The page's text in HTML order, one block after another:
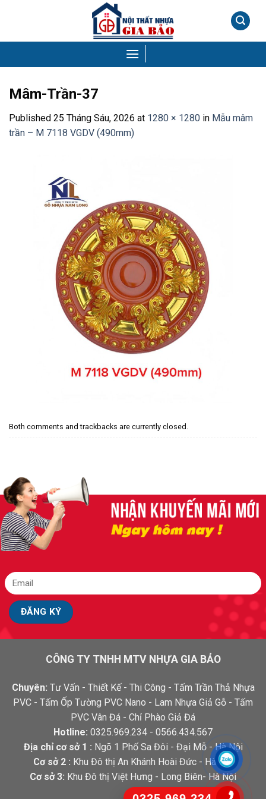
Mâm-Trần-37
Published 25 Tháng Sáu, 2026 at 1280 × 1280 in Mẫu mâm
trần – M 7118 VGDV (490mm)
Both comments and trackbacks are currently closed.
CÔNG TY TNHH MTV NHỰA GIA BẢO
Chuyên: Tư Vấn - Thiết Kế - Thi Công - Tấm Trần Thả Nhựa
PVC - Tấm Ốp Tường PVC Nano - Lam Nhựa Giả Gỗ - Tấm
PVC Vân Đá - Chỉ Phào Giả Đá
Hotline: 0325.969.234 - 0566.434.567
Địa chỉ cơ sở 1 : Ngõ 1 Phố Sa Đôi - Đại Mỗ - Hà Nội
Cơ sở 2 : Khu Đô thị An Khánh Hoài Đức - Hà Nội
Cơ sở 3: Khu Đô thị Việt Hưng - Long Biên- Hà Nội